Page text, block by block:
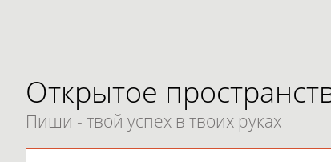
Открытое
Пиши - твой успех в твоих руках